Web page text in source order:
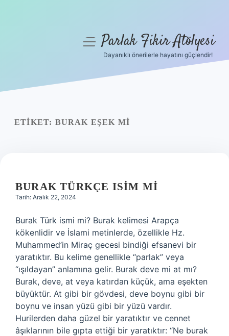
Yasal Uyarı
menüyüParlak Fikir Atölyesi
Dayanıklı önerilerle hayatını güçlendir!
ETIKET: BURAK EŞEK MI
BURAK TÜRKÇE ISIM MI
Tarih: Aralık 22, 2024
Burak Türk ismi mi? Burak kelimesi Arapça
kökenlidir ve İslami metinlerde, özellikle Hz.
Muhammed’in Miraç gecesi bindiği efsanevi bir
yaratıktır. Bu kelime genellikle “parlak” veya
“ışıldayan” anlamına gelir. Burak deve mi at mı?
Burak, deve, at veya katırdan küçük, ama eşekten
büyüktür. At gibi bir gövdesi, deve boynu gibi bir
boynu ve insan yüzü gibi bir yüzü vardır.
Hurilerden daha güzel bir yaratıktır ve cennet
âşıklarının bile gıpta ettiği bir yaratıktır: “Ne burak